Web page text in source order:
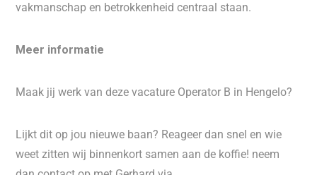
vakmanschap en betrokkenheid centraal staan.
Meer informatie
Maak jij werk van deze vacature Operator B in Hengelo?
Lijkt dit op jou nieuwe baan? Reageer dan snel en wie
weet zitten wij binnenkort samen aan de koffie! neem